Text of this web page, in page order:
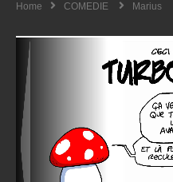
Home COMEDIE Marius